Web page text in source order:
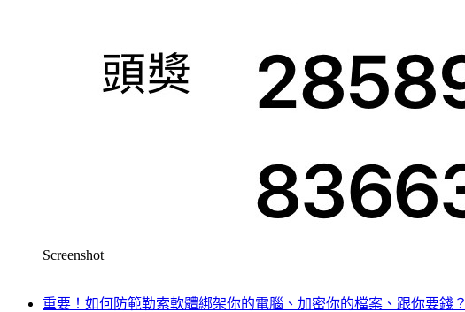
Screenshot
重要！如何防範勒索軟體綁架你的電腦、加密你的檔案、跟你要錢？